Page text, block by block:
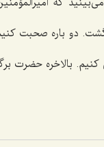
دو باره صحبت
كنیم. بالاخره حضرت